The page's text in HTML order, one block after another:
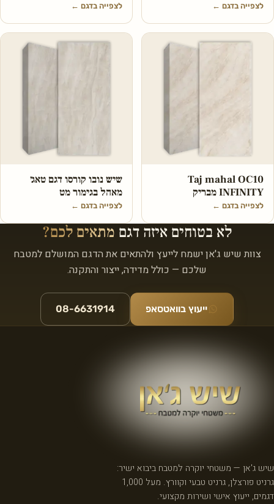
לצפייה בדגם ← לצפייה בדגם ←
Taj mahal OC10
INFINITY מבריק
לצפייה בדגם ←
שיש נובו קורסו דגם טאג׳
מאהל בגימור מט
לצפייה בדגם ←
לא בטוחים איזה דגם מתאים לכם?
צוות שיש ג'אן ישמח לייעץ ולהתאים את הדגם המושלם למטבח
שלכם — כולל מדידה, ייצור והתקנה.
ייעוץ בוואטסאפ 08-6631914
שיש ג'אן — משטחי יוקרה למטבח ביבוא ישיר:
גרניט פורצלן, גרניט טבעי וקוורץ. מעל 1,000
דגמים, ייעוץ אישי ושירות מקצועי.